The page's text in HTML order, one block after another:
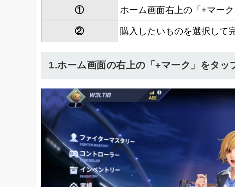
① ホーム画面右上の「+マー
② 購入したいものを選択して
1.ホーム画面の右上の「+マーク」をタッ